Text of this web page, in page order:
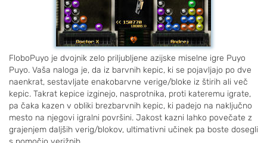
FloboPuyo je dvojnik zelo priljubljene azijske miselne igre Puyo
Puyo. Vaša naloga je, da iz barvnih kepic, ki se pojavljajo po dve
naenkrat, sestavljate enakobarvne verige/bloke iz štirih ali več
kepic. Takrat kepice izginejo, nasprotnika, proti kateremu igrate,
pa čaka kazen v obliki brezbarvnih kepic, ki padejo na naključno
mesto na njegovi igralni površini. Jakost kazni lahko povečate z
grajenjem daljših verig/blokov, ultimativni učinek pa boste dosegli